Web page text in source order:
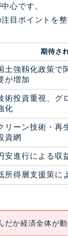
心です。
注目ポイントを
期待さ
土強靱化政策で
が増加
術投資重視、グ
化
リーン技術・再
資網
安進行による収
所得層支援策に
だか経済全体が